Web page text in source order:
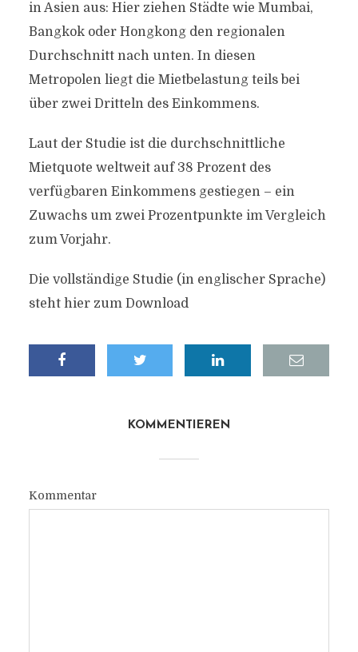
in Asien aus: Hier ziehen Städte wie Mumbai,
Bangkok oder Hongkong den regionalen
Durchschnitt nach unten. In diesen
Metropolen liegt die Mietbelastung teils bei
über zwei Dritteln des Einkommens.
Laut der Studie ist die durchschnittliche
Mietquote weltweit auf 38 Prozent des
verfügbaren Einkommens gestiegen – ein
Zuwachs um zwei Prozentpunkte im Vergleich
zum Vorjahr.
Die vollständige Studie (in englischer Sprache)
steht hier zum Download
KOMMENTIEREN
Kommentar